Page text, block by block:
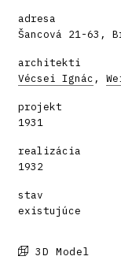
adresa
Šancová 21-
architekti
Vécsei Ignác,
projekt
1931
realizácia
1932
stav
existujúce
3D Model